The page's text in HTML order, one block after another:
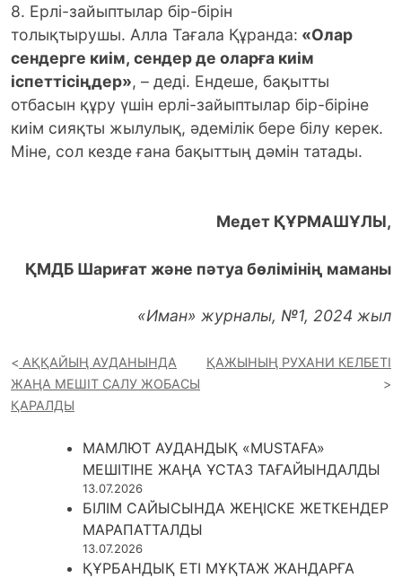
8. Ерлі-зайыптылар бір-бірін
толықтырушы. Алла Тағала Құранда: «Олар
сендерге киім, сендер де оларға киім
іспеттісіңдер», – деді. Ендеше, бақытты
отбасын құру үшін ерлі-зайыптылар бір-біріне
киім сияқты жылулық, әдемілік бере білу керек.
Міне, сол кезде ғана бақыттың дәмін татады.
Медет ҚҰРМАШҰЛЫ,
ҚМДБ Шариғат және пәтуа бөлімінің маманы
«Иман» журналы, №1, 2024 жыл
АҚҚАЙЫҢ АУДАНЫНДА
ЖАҢА МЕШІТ САЛУ ЖОБАСЫ
ҚАРАЛДЫ
ҚАЖЫНЫҢ РУХАНИ КЕЛБЕТІ
МАМЛЮТ АУДАНДЫҚ «MUSTAFA»
МЕШІТІНЕ ЖАҢА ҰСТАЗ ТАҒАЙЫНДАЛДЫ
13.07.2026
БІЛІМ САЙЫСЫНДА ЖЕҢІСКЕ ЖЕТКЕНДЕР
МАРАПАТТАЛДЫ
13.07.2026
ҚҰРБАНДЫҚ ЕТІ МҰҚТАЖ ЖАНДАРҒА